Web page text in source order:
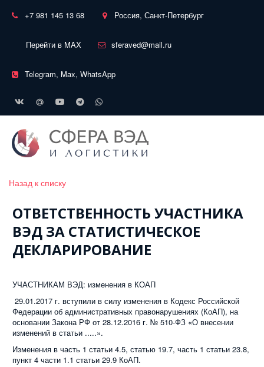
+7 981 145 13 68 Россия, Санкт-Петербург
Перейти в MAX sferaved@mail.ru
Telegram, Max, WhatsApp
Назад к списку
ОТВЕТСТВЕННОСТЬ УЧАСТНИКА
ВЭД ЗА СТАТИСТИЧЕСКОЕ
ДЕКЛАРИРОВАНИЕ
УЧАСТНИКАМ ВЭД: изменения в КОАП
29.01.2017 г. вступили в силу изменения в Кодекс Российской
Федерации об административных правонарушениях (КоАП), на
основании Закона РФ от 28.12.2016 г. № 510-ФЗ «О внесении
изменений в статьи .....».
Изменения в часть 1 статьи 4.5, статью 19.7, часть 1 статьи 23.8,
пункт 4 части 1.1 статьи 29.9 КоАП.